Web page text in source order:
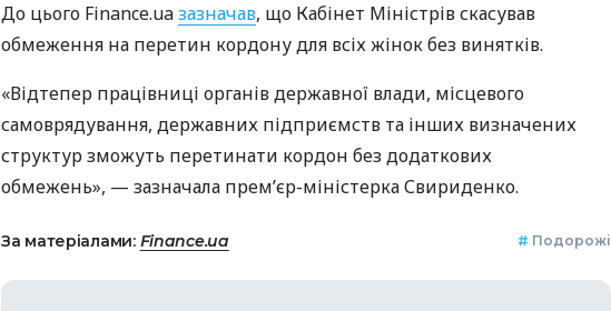
До цього Finance.uaзазначав, що Кабінет Міністрів скасував
обмеження на перетин кордону для всіх жінок без винятків.
«Відтепер працівниці органів державної влади, місцевого
самоврядування, державних підприємств та інших визначених
структур зможуть перетинати кордон без додаткових
обмежень», — зазначала премʼєр-міністерка Свириденко.
За матеріалами: Finance.ua # Подорожі